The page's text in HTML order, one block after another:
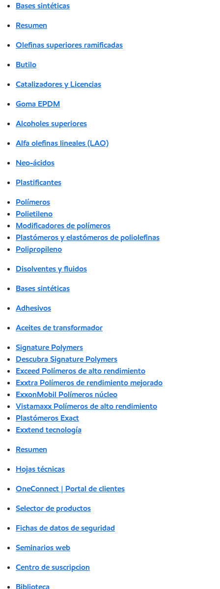
Bases sintéticas
Resumen
Olefinas superiores ramificadas
Butilo
Catalizadores y Licencias
Goma EPDM
Alcoholes superiores
Alfa olefinas lineales (LAO)
Neo-ácidos
Plastificantes
Polímeros
Polietileno
Modificadores de polímeros
Plastómeros y elastómeros de poliolefinas
Polipropileno
Disolventes y fluidos
Bases sintéticas
Adhesivos
Aceites de transformador
Signature Polymers
Descubra Signature Polymers
Exceed Polímeros de alto rendimiento
Exxtra Polímeros de rendimiento mejorado
ExxonMobil Polímeros núcleo
Vistamaxx Polímeros de alto rendimiento
Plastómeros Exact
Exxtend tecnología
Resumen
Hojas técnicas
OneConnect | Portal de clientes
Selector de productos
Fichas de datos de seguridad
Seminarios web
Centro de suscripcion
Biblioteca